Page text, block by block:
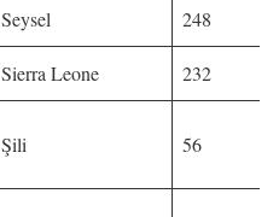
Seysel 248
Sierra Leone 232
Şili 56